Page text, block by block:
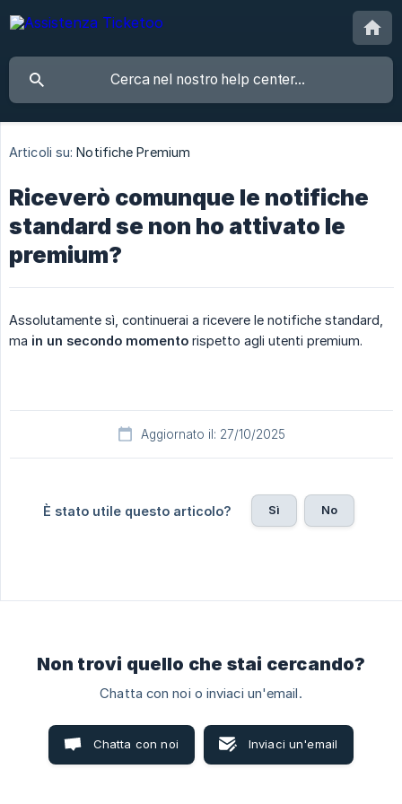
Articoli su: Notifiche Premium
Riceverò comunque le notifiche
standard se non ho attivato le
premium?
Assolutamente sì, continuerai a ricevere le notifiche standard,
ma in un secondo momento rispetto agli utenti premium.
Aggiornato il: 27/10/2025
È stato utile questo articolo? Sì No
Non trovi quello che stai cercando?
Chatta con noi o inviaci un'email.
Chatta con noi Inviaci un'email